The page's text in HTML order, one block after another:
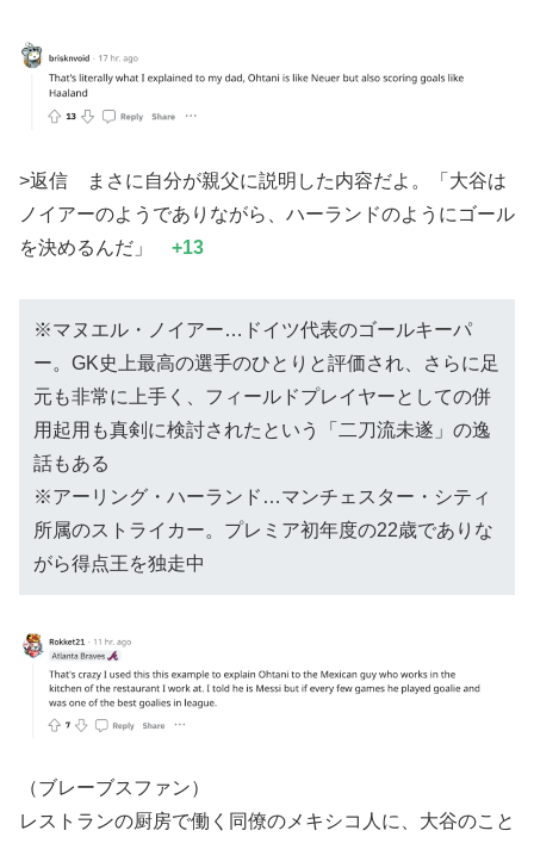
>返信 まさに自分が親父に説明した内容だよ。「大谷は
ノイアーのようでありながら、ハーランドのようにゴール
を決めるんだ」 +13
※マヌエル・ノイアー…ドイツ代表のゴールキーパ
ー。GK史上最高の選手のひとりと評価され、さらに足
元も非常に上手く、フィールドプレイヤーとしての併
用起用も真剣に検討されたという「二刀流未遂」の逸
話もある
※アーリング・ハーランド…マンチェスター・シティ
所属のストライカー。プレミア初年度の22歳でありな
がら得点王を独走中
（ブレーブスファン）
レストランの厨房で働く同僚のメキシコ人に、大谷のこと